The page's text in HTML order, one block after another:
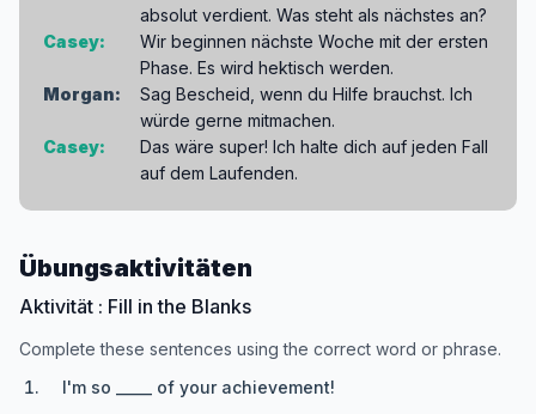
absolut verdient. Was steht als nächstes an?
Casey:
Wir beginnen nächste Woche mit der ersten
Phase. Es wird hektisch werden.
Morgan:
Sag Bescheid, wenn du Hilfe brauchst. Ich
würde gerne mitmachen.
Casey:
Das wäre super! Ich halte dich auf jeden Fall
auf dem Laufenden.
Übungsaktivitäten
Aktivität : Fill in the Blanks
Complete these sentences using the correct word or phrase.
I'm so _____ of your achievement!